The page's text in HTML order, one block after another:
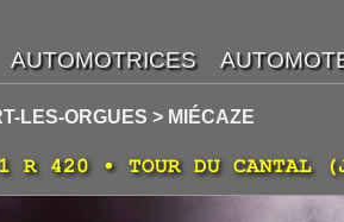
LES-ORGUES > MIÉCAZE
R 420 • TOUR DU CANTAL